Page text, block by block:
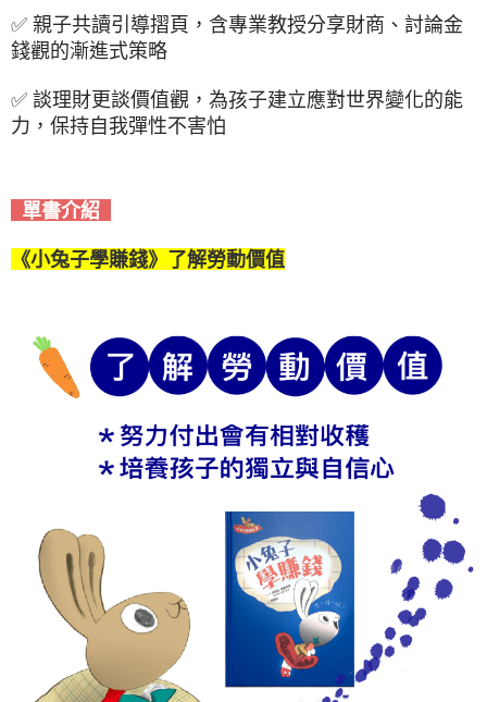
✅ 親子共讀引導摺頁，含專業教授分享財商、討論金
錢觀的漸進式策略
✅ 談理財更談價值觀，為孩子建立應對世界變化的能
力，保持自我彈性不害怕
單書介紹
《小兔子學賺錢》了解勞動價值